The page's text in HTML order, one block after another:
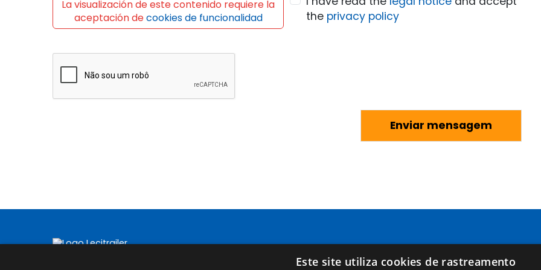
La visualización de este contenido requiere la
aceptación decookies de funcionalidad
the privacy policy
Páginas Términos legales
Este site utiliza cookies de rastreamento